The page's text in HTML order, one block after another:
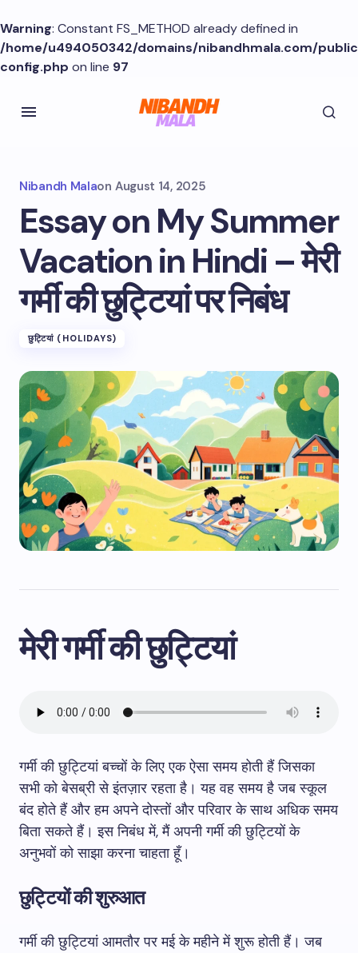
Warning: Constant FS_METHOD already defined in
/home/u494050342/domains/nibandhmala.com/
config.php on line 97
Nibandh Malaon August 14, 2025
Essay on My Summer
Vacation in Hindi – मेरी
गर्मी की छुट्टियां पर निबंध
छुट्टियां (HOLIDAYS)
मेरी गर्मी की छुट्टियां
गर्मी की छुट्टियां बच्चों के लिए एक ऐसा समय होती हैं जिसका
सभी को बेसब्री से इंतज़ार रहता है। यह वह समय है जब स्कूल
बंद होते हैं और हम अपने दोस्तों और परिवार के साथ अधिक समय
बिता सकते हैं। इस निबंध में, मैं अपनी गर्मी की छुट्टियों के
अनुभवों को साझा करना चाहता हूँ।
छुट्टियों की शुरुआत
गर्मी की छुट्टियां आमतौर पर मई के महीने में शुरू होती हैं। जब